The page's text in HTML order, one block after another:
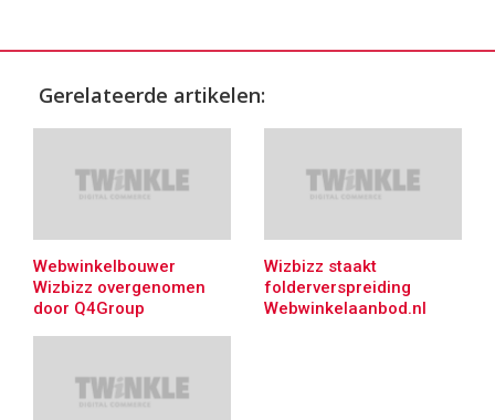
Gerelateerde artikelen:
Webwinkelbouwer
Wizbizz overgenomen
door Q4Group
Wizbizz staakt
folderverspreiding
Webwinkelaanbod.nl